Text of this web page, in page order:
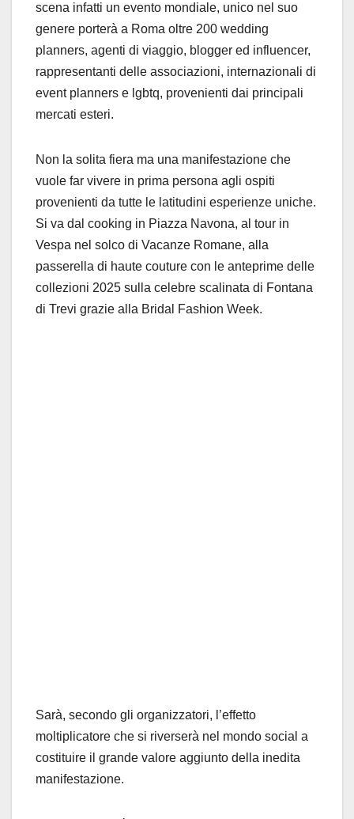
scena infatti un evento mondiale, unico nel suo
genere porterà a Roma oltre 200 wedding
planners, agenti di viaggio, blogger ed influencer,
rappresentanti delle associazioni, internazionali di
event planners e lgbtq, provenienti dai principali
mercati esteri.
Non la solita fiera ma una manifestazione che
vuole far vivere in prima persona agli ospiti
provenienti da tutte le latitudini esperienze uniche.
Si va dal cooking in Piazza Navona, al tour in
Vespa nel solco di Vacanze Romane, alla
passerella di haute couture con le anteprime delle
collezioni 2025 sulla celebre scalinata di Fontana
di Trevi grazie alla Bridal Fashion Week.
Sarà, secondo gli organizzatori, l’effetto
moltiplicatore che si riverserà nel mondo social a
costituire il grande valore aggiunto della inedita
manifestazione.